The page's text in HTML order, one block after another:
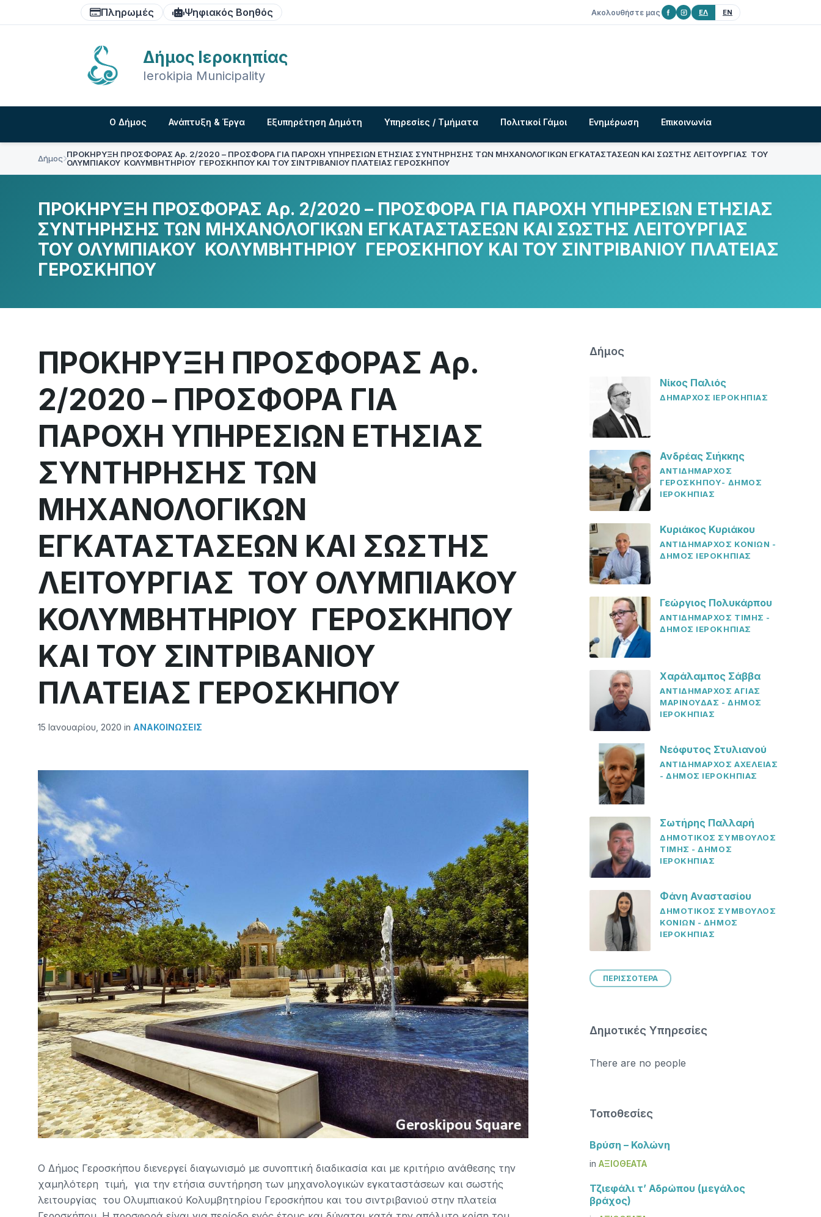
content
main
footer
Πληρωμές Ψηφιακός Βοηθός Ακολουθήστε μας ΕΛ EN
Δήμος Ιεροκηπίας
Ierokipia Municipality
Ο Δήμος Ανάπτυξη & Έργα Εξυπηρέτηση Δημότη Υπηρεσίες / Τμήματα Πολιτικοί Γάμοι Ενημέρωση Επικοινωνία
Δήμος ΠΡΟΚΗΡΥΞΗ ΠΡΟΣΦΟΡΑΣ Αρ. 2/2020 – ΠΡΟΣΦΟΡΑ ΓΙΑ ΠΑΡΟΧΗ ΥΠΗΡΕΣΙΩΝ ΕΤΗΣΙΑΣ ΣΥΝΤΗΡΗΣΗΣ ΤΩΝ ΜΗΧΑΝΟΛΟΓΙΚΩΝ ΕΓΚΑΤΑΣΤΑΣΕΩΝ ΚΑΙ ΣΩΣΤΗΣ ΛΕΙΤΟΥΡΓΙΑΣ ΤΟΥ
ΟΛΥΜΠΙΑΚΟΥ ΚΟΛΥΜΒΗΤΗΡΙΟΥ ΓΕΡΟΣΚΗΠΟΥ ΚΑΙ ΤΟΥ ΣΙΝΤΡΙΒΑΝΙΟΥ ΠΛΑΤΕΙΑΣ ΓΕΡΟΣΚΗΠΟΥ
ΠΡΟΚΗΡΥΞΗ ΠΡΟΣΦΟΡΑΣ Αρ. 2/2020 – ΠΡΟΣΦΟΡΑ ΓΙΑ ΠΑΡΟΧΗ ΥΠΗΡΕΣΙΩΝ ΕΤΗΣΙΑΣ
ΣΥΝΤΗΡΗΣΗΣ ΤΩΝ ΜΗΧΑΝΟΛΟΓΙΚΩΝ ΕΓΚΑΤΑΣΤΑΣΕΩΝ ΚΑΙ ΣΩΣΤΗΣ ΛΕΙΤΟΥΡΓΙΑΣ
ΤΟΥ ΟΛΥΜΠΙΑΚΟΥ ΚΟΛΥΜΒΗΤΗΡΙΟΥ ΓΕΡΟΣΚΗΠΟΥ ΚΑΙ ΤΟΥ ΣΙΝΤΡΙΒΑΝΙΟΥ ΠΛΑΤΕΙΑΣ
ΓΕΡΟΣΚΗΠΟΥ
ΠΡΟΚΗΡΥΞΗ ΠΡΟΣΦΟΡΑΣ Αρ.
2/2020 – ΠΡΟΣΦΟΡΑ ΓΙΑ
ΠΑΡΟΧΗ ΥΠΗΡΕΣΙΩΝ ΕΤΗΣΙΑΣ
ΣΥΝΤΗΡΗΣΗΣ ΤΩΝ
ΜΗΧΑΝΟΛΟΓΙΚΩΝ
ΕΓΚΑΤΑΣΤΑΣΕΩΝ ΚΑΙ ΣΩΣΤΗΣ
ΛΕΙΤΟΥΡΓΙΑΣ ΤΟΥ ΟΛΥΜΠΙΑΚΟΥ
ΚΟΛΥΜΒΗΤΗΡΙΟΥ ΓΕΡΟΣΚΗΠΟΥ
ΚΑΙ ΤΟΥ ΣΙΝΤΡΙΒΑΝΙΟΥ
ΠΛΑΤΕΙΑΣ ΓΕΡΟΣΚΗΠΟΥ
15 Ιανουαρίου, 2020 in ΑΝΑΚΟΙΝΏΣΕΙΣ
Ο Δήμος Γεροσκήπου διενεργεί διαγωνισμό με συνοπτική διαδικασία και με κριτήριο ανάθεσης την
χαμηλότερη τιμή, για την ετήσια συντήρηση των μηχανολογικών εγκαταστάσεων και σωστής
λειτουργίας του Ολυμπιακού Κολυμβητηρίου Γεροσκήπου και του σιντριβανιού στην πλατεία
Δήμος
Νίκος Παλιός
ΔΗΜΑΡΧΟΣ ΙΕΡΟΚΗΠΙΑΣ
Ανδρέας Σιήκκης
ΑΝΤΙΔΗΜΑΡΧΟΣ
ΓΕΡΟΣΚΗΠΟΥ- ΔΗΜΟΣ
ΙΕΡΟΚΗΠΙΑΣ
Κυριάκος Κυριάκου
ΑΝΤΙΔΗΜΑΡΧΟΣ ΚΟΝΙΩΝ -
ΔΗΜΟΣ ΙΕΡΟΚΗΠΙΑΣ
Γεώργιος Πολυκάρπου
ΑΝΤΙΔΗΜΑΡΧΟΣ ΤΙΜΗΣ -
ΔΗΜΟΣ ΙΕΡΟΚΗΠΙΑΣ
Χαράλαμπος Σάββα
ΑΝΤΙΔΗΜΑΡΧΟΣ ΑΓΙΑΣ
ΜΑΡΙΝΟΥΔΑΣ - ΔΗΜΟΣ
ΙΕΡΟΚΗΠΙΑΣ
Νεόφυτος Στυλιανού
ΑΝΤΙΔΗΜΑΡΧΟΣ ΑΧΕΛΕΙΑΣ
- ΔΗΜΟΣ ΙΕΡΟΚΗΠΙΑΣ
Σωτήρης Παλλαρή
ΔΗΜΟΤΙΚΟΣ ΣΥΜΒΟΥΛΟΣ
ΤΙΜΗΣ - ΔΗΜΟΣ
ΙΕΡΟΚΗΠΙΑΣ
Φάνη Αναστασίου
ΔΗΜΟΤΙΚΟΣ ΣΥΜΒΟΥΛΟΣ
ΚΟΝΙΩΝ - ΔΗΜΟΣ
ΙΕΡΟΚΗΠΙΑΣ
ΠΕΡΙΣΣΟΤΕΡΑ
Δημοτικές Υπηρεσίες
There are no people
Τοποθεσίες
Βρύση – Κολώνη
inΑΞΙΟΘΈΑΤΑ
Τζιεφάλι τ’ Αδρώπου (μεγάλος
βράχος)